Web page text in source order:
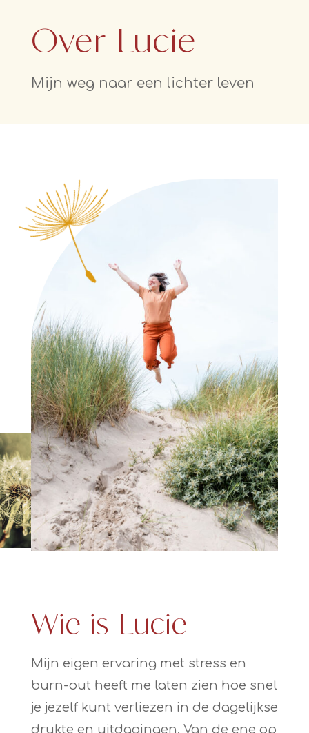
Over Lucie
Mijn weg naar een lichter leven
Wie is Lucie
Mijn eigen ervaring met stress en
burn-out heeft me laten zien hoe snel
je jezelf kunt verliezen in de dagelijkse
drukte en uitdagingen. Van de ene op